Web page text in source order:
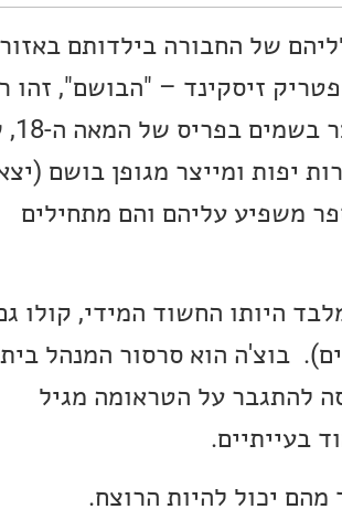
של החבורה בילדותם באזור
זיסקינד – "הבושם", זהו
גרמני מ-
יפות ומייצר מגופן בושם
משפיע עליהם והם מתחילים
היותו החשוד המידי, קולו
בוצ'ה הוא סרסור המנהל בית
להתגבר על הטראומה מגיל
בעייתיים.
יכול להיות הרוצח.